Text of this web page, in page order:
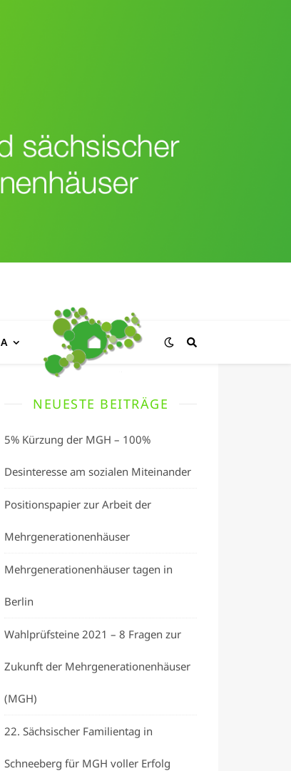
NEUESTE BEITRÄGE
5% Kürzung der MGH – 100%
Desinteresse am sozialen Miteinander
Positionspapier zur Arbeit der
Mehrgenerationenhäuser
Mehrgenerationenhäuser tagen in
Berlin
Wahlprüfsteine 2021 – 8 Fragen zur
Zukunft der Mehrgenerationenhäuser
(MGH)
22. Sächsischer Familientag in
Schneeberg für MGH voller Erfolg